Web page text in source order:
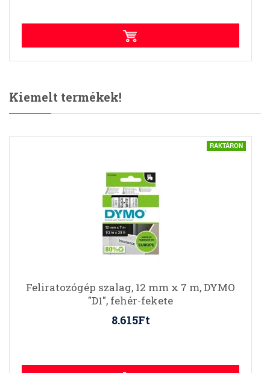
Kiemelt termékek!
RAKTÁRON
Feliratozógép szalag, 12 mm x 7 m, DYMO
"D1", fehér-fekete
8.615Ft